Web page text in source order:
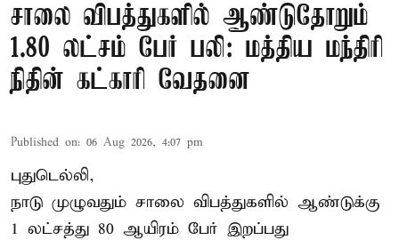
சாலை விபத்துகளில் ஆண்டுதோறும்
1.80 லட்சம் பேர் பலி: மத்திய மந்திரி
நிதின் கட்காரி வேதனை
Published on: 06 Aug 2026, 4:07 pm
புதுடெல்லி,
நாடு முழுவதும் சாலை விபத்துகளில் ஆண்டுக்கு
1 லட்சத்து 80 ஆயிரம் பேர் இறப்பது